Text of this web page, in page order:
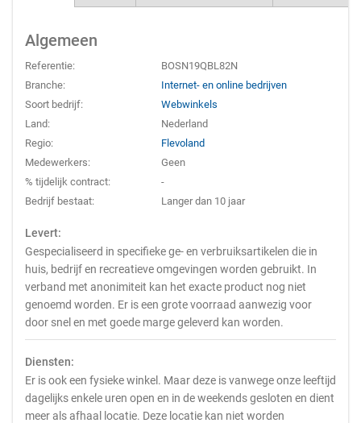
Algemeen
Referentie:
BOSN19QBL82N
Branche:
Internet- en online bedrijven
Soort bedrijf:
Webwinkels
Land:
Nederland
Regio:
Flevoland
Medewerkers:
Geen
% tijdelijk contract:
-
Bedrijf bestaat:
Langer dan 10 jaar
Levert:
Gespecialiseerd in specifieke ge- en verbruiksartikelen die in
huis, bedrijf en recreatieve omgevingen worden gebruikt. In
verband met anonimiteit kan het exacte product nog niet
genoemd worden. Er is een grote voorraad aanwezig voor
door snel en met goede marge geleverd kan worden.
Diensten:
Er is ook een fysieke winkel. Maar deze is vanwege onze leeftijd
dagelijks enkele uren open en in de weekends gesloten en dient
meer als afhaal locatie. Deze locatie kan niet worden